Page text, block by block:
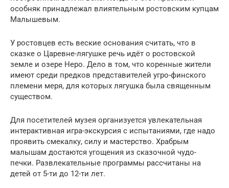
особняк принадлежал влиятельным ростовским купцам
Малышевым.
У ростовцев есть веские основания считать, что в
сказке о Царевне-лягушке речь идёт о ростовской
земле и озере Неро. Дело в том, что коренные жители
имеют среди предков представителей угро-финского
племени меря, для которых лягушка была священным
существом.
Для посетителей музея организуется увлекательная
интерактивная игра-экскурсия с испытаниями, где надо
проявить смекалку, силу и мастерство. Храбрым
малышам достаются угощения из сказочной чудо-
печки. Развлекательные программы рассчитаны на
детей от 5-ти до 12-ти лет.